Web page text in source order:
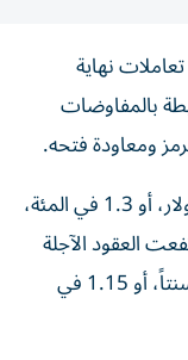
نهاية
بالمفاوضات
ومعاودة فتحه.
وصعدت العقود الآجلة لخام برنت ‌1.06 دولار، أو 1.3 في المئة،
وارتفعت العقود الآجلة
لخام ​غرب تكساس الوسيط الأمريكي 89 سنتاً، أو 1.15 في